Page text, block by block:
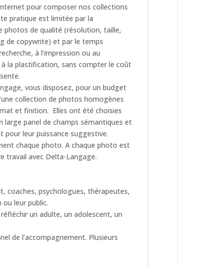
pour composer nos collections
pratique est limitée par la
photos de qualité (résolution, taille,
de copywrite) et par le temps
à l’impression ou au
la plastification, sans compter le coût
vous disposez, pour un budget
collection de photos homogènes
et finition. Elles ont été choisies
large panel de champs sémantiques et
pour leur puissance suggestive.
chaque photo. A chaque photo est
travail avec Delta-Langage.
coaches, psychologues, thérapeutes,
leur public.
un adulte, un adolescent, un
de l’accompagnement. Plusieurs